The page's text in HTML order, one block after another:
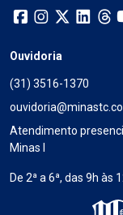
Ouvidoria
(31) 3516-1370
Atendimento
Minas I
De 2ª a 6ª, das 9h às